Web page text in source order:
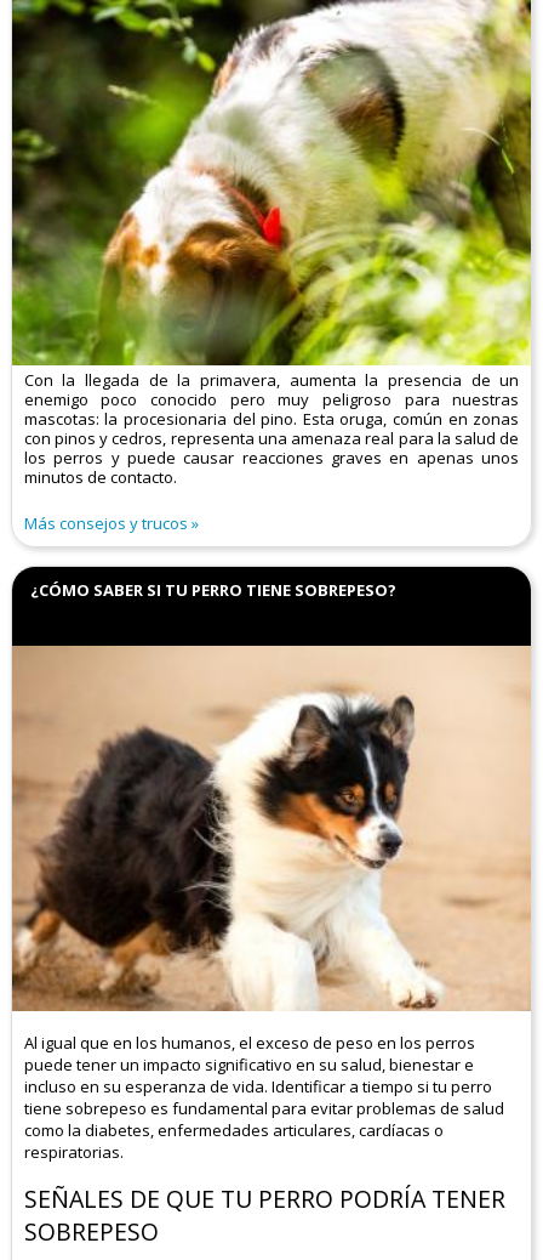
Con la llegada de la primavera, aumenta la presencia de un
enemigo poco conocido pero muy peligroso para nuestras
mascotas: la procesionaria del pino. Esta oruga, común en zonas
con pinos y cedros, representa una amenaza real para la salud de
los perros y puede causar reacciones graves en apenas unos
minutos de contacto.
Más consejos y trucos
¿CÓMO SABER SI TU PERRO TIENE SOBREPESO?
Al igual que en los humanos, el exceso de peso en los perros
puede tener un impacto significativo en su salud, bienestar e
incluso en su esperanza de vida. Identificar a tiempo si tu perro
tiene sobrepeso es fundamental para evitar problemas de salud
como la diabetes, enfermedades articulares, cardíacas o
respiratorias.
SEÑALES DE QUE TU PERRO PODRÍA TENER
SOBREPESO